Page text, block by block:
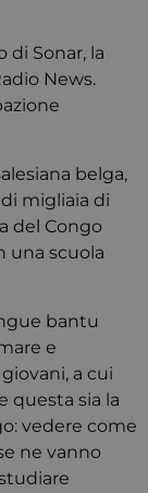
di Sonar, la
News.
belga,
migliaia di
del Congo
una scuola
bantu
e
a cui
questa sia la
vedere come
ne vanno